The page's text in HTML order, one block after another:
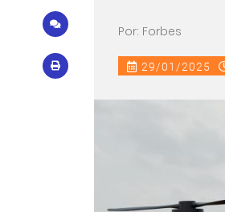
Por: Forbes
29/01/2025